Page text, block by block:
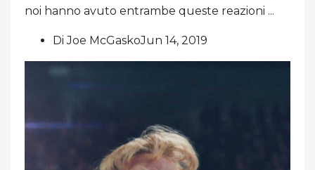
noi hanno avuto entrambe queste reazioni ...
Di Joe McGaskoJun 14, 2019